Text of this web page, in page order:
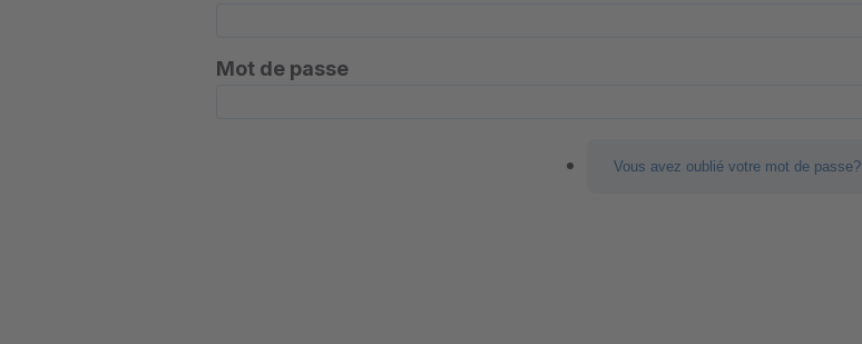
Mot de passe
Vous avez oublié votre mot de passe?